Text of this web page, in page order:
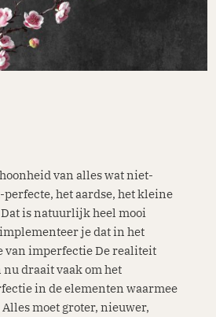
van alles wat niet-
het aardse, het kleine
is natuurlijk heel mooi
je dat in het
van imperfectie De realiteit
draait vaak om het
in de elementen waarmee
moet groter, nieuwer,